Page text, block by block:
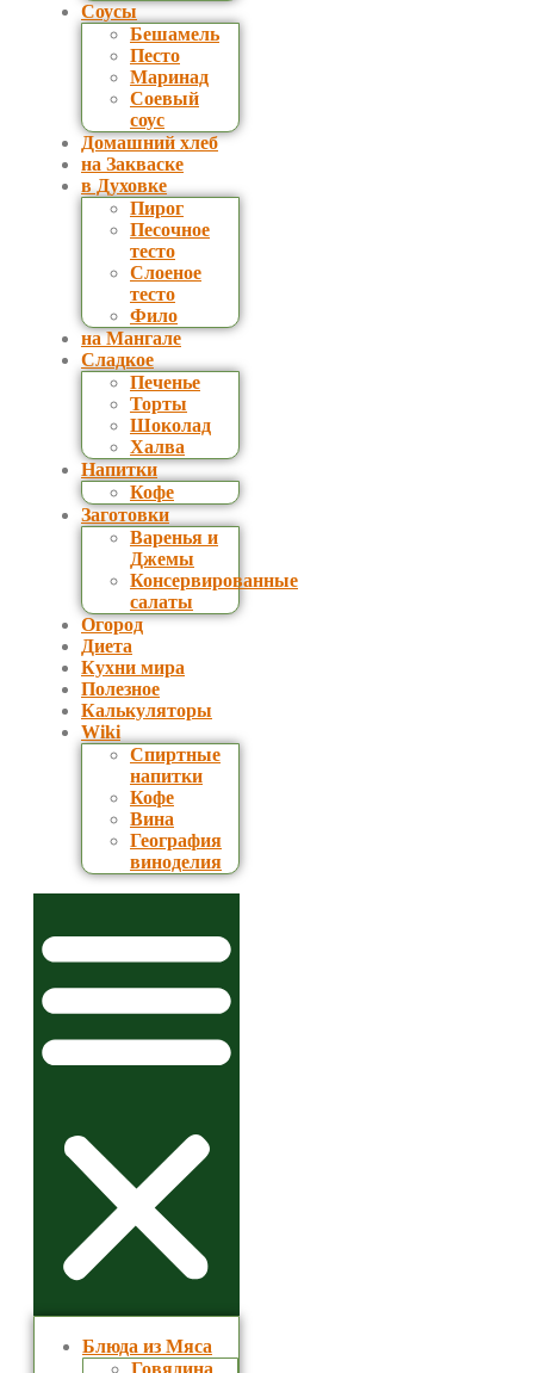
Соусы
Бешамель
Песто
Маринад
Соевый
соус
Домашний хлеб
на Закваске
в Духовке
Пирог
Песочное
тесто
Слоеное
тесто
Фило
на Мангале
Сладкое
Печенье
Торты
Шоколад
Халва
Напитки
Кофе
Заготовки
Варенья и
Джемы
Консервированные
салаты
Огород
Диета
Кухни мира
Полезное
Калькуляторы
Wiki
Спиртные
напитки
Кофе
Вина
География
виноделия
Блюда из Мяса
Говядина